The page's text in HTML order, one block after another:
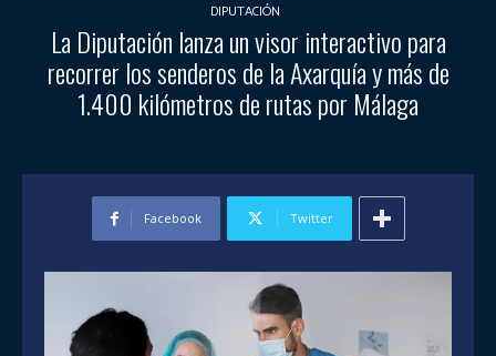
DIPUTACIÓN
La Diputación lanza un visor interactivo para
recorrer los senderos de la Axarquía y más de
1.400 kilómetros de rutas por Málaga
Facebook Twitter